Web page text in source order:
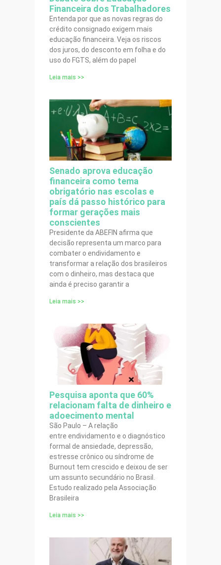
Financeira dos Trabalhadores
Entenda por que as novas regras do
crédito consignado exigem mais
educação financeira. Veja os riscos
dos juros, do desconto em folha e do
uso do FGTS, além do papel
Leia mais >>
Senado aprova educação
financeira como tema
obrigatório nas escolas e
país dá passo histórico para
formar gerações mais
conscientes
Presidente da ABEFIN afirma que
decisão representa um marco para
combater o endividamento e
transformar a relação dos brasileiros
com o dinheiro, mas destaca que
ainda é preciso garantir a
Leia mais >>
Pesquisa aponta que 60%
relacionam falta de dinheiro e
adoecimento mental
São Paulo – A relação
entre endividamento e o diagnóstico
formal de ansiedade, depressão,
estresse crônico ou síndrome de
Burnout tem crescido e deixou de ser
um assunto secundário no Brasil.
Estudo realizado pela Associação
Brasileira
Leia mais >>